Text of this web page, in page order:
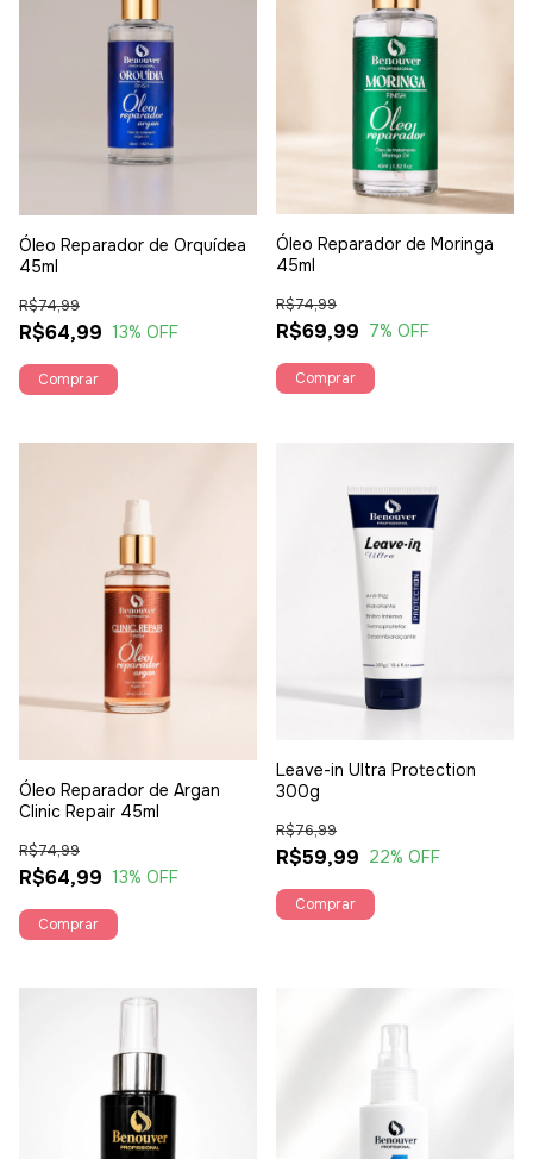
Óleo Reparador de Orquídea
45ml
R$64,99
R$74,99
13% OFF
Óleo Reparador de Moringa
45ml
R$69,99
R$74,99
7% OFF
Óleo Reparador de Argan
Clinic Repair 45ml
R$64,99
R$74,99
13% OFF
Leave-in Ultra Protection
300g
R$59,99
R$76,99
22% OFF